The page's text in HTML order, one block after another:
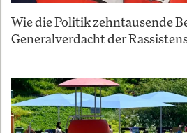
Wie die Politik zehntausende
Generalverdacht der